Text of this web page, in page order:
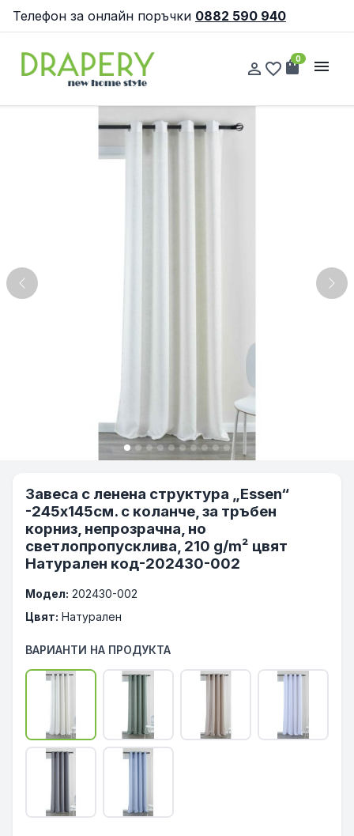
Телефон за онлайн поръчки 0882 590 940
person_outline favorite_border shopping_bag
0 menu
Previous
Завеса с ленена структура „Essen“
-245х145см. с коланче, за тръбен
корниз, непрозрачна, но
светлопропусклива, 210 g/m² цвят
Натурален код-202430-002
Модел: 202430-002
Цвят: Натурален
ВАРИАНТИ НА ПРОДУКТА